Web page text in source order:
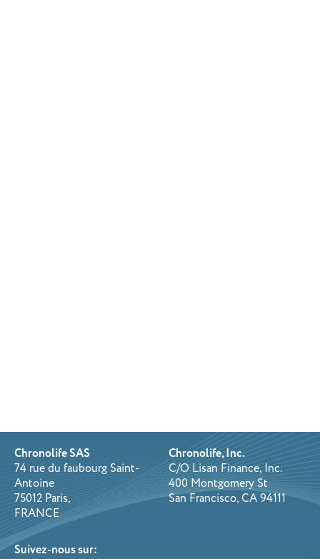
Chronolife SAS
74 rue du faubourg Saint-
Antoine
75012 Paris,
FRANCE
Chronolife, Inc.
C/O Lisan Finance, Inc.
400 Montgomery St
San Francisco, CA 94111
Suivez-nous sur: